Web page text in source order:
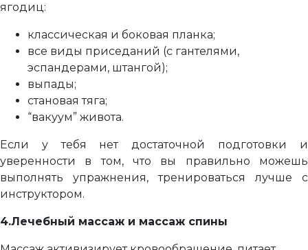
ягодиц:
классическая и боковая планка;
все виды приседаний (с гантелями,
эспандерами, штангой);
выпады;
становая тяга;
“вакуум” живота.
Если у тебя нет достаточной подготовки и
уверенности в том, что вы правильно можешь
выполнять упражнения, тренироваться лучше с
инструктором.
4.Лечебный массаж и массаж спины